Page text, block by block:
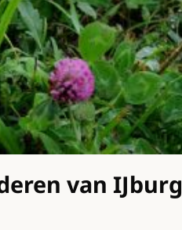
van IJburg